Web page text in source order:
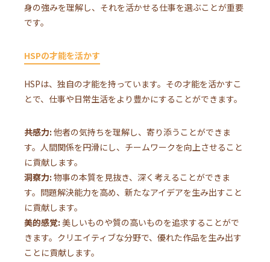
身の強みを理解し、それを活かせる仕事を選ぶことが重要
です。
HSPの才能を活かす
HSPは、独自の才能を持っています。その才能を活かすこ
とで、仕事や日常生活をより豊かにすることができます。
共感力: 他者の気持ちを理解し、寄り添うことができま
す。人間関係を円滑にし、チームワークを向上させること
に貢献します。
洞察力: 物事の本質を見抜き、深く考えることができま
す。問題解決能力を高め、新たなアイデアを生み出すこと
に貢献します。
美的感覚: 美しいものや質の高いものを追求することがで
きます。クリエイティブな分野で、優れた作品を生み出す
ことに貢献します。